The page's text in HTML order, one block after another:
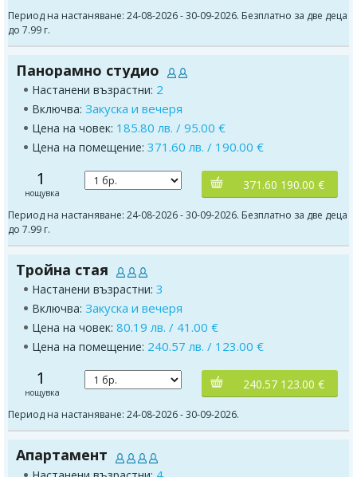
Период на настаняване: 24-08-2026 - 30-09-2026. Безплатно за две деца
до 7.99 г.
Панорамно студио
Настанени възрастни: 2
Включва: Закуска и вечеря
Цена на човек: 185.80 лв. / 95.00 €
Цена на помещение: 371.60 лв. / 190.00 €
1
нощувка
371.60 190.00 €
Период на настаняване: 24-08-2026 - 30-09-2026. Безплатно за две деца
до 7.99 г.
Тройна стая
Настанени възрастни: 3
Включва: Закуска и вечеря
Цена на човек: 80.19 лв. / 41.00 €
Цена на помещение: 240.57 лв. / 123.00 €
1
нощувка
240.57 123.00 €
Период на настаняване: 24-08-2026 - 30-09-2026.
Апартамент